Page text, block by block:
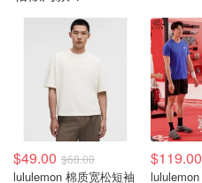
$49.00 $68.00
lululemon 棉质宽松短袖
$119.00